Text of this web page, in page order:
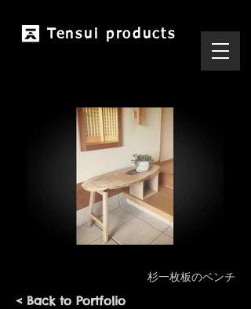
Tensui products
杉一枚板のベンチ
< Back to Portfolio